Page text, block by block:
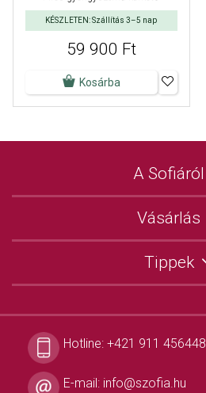
KÉSZLETEN: Szállítás 3–5 nap
59 900 Ft
Kosárba
A Sofiáról
Vásárlás
Tippek
Hotline: +421 911 456448
E-mail: info@szofia.hu